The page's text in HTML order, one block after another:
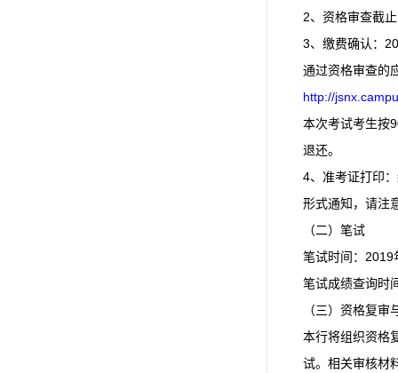
2、资格审查截
3、缴费确认：
通过资格审查的
http://
本次考试考生按
退还。
4、准考证打印
形式通知，请注
（二）笔试
笔试时间：2019
笔试成绩查询时
（三）资格复审
本行将组织资格
试。相关审核材